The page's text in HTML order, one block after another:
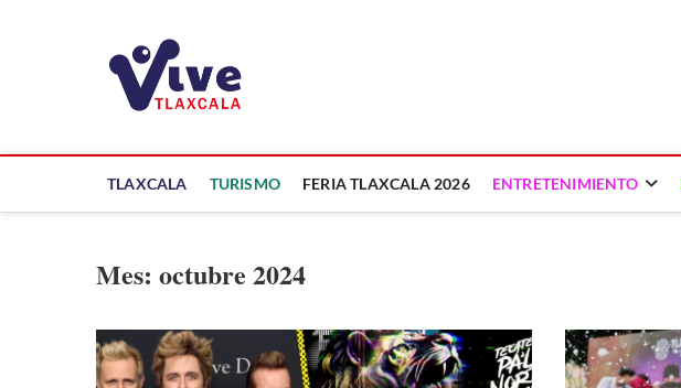
TLAXCALA TURISMO FERIA TLAXCALA 2026 ENTRETENIMIENTO
Mes: octubre 2024